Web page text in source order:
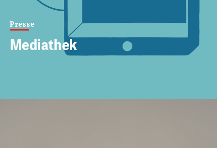
Presse
Mediathek